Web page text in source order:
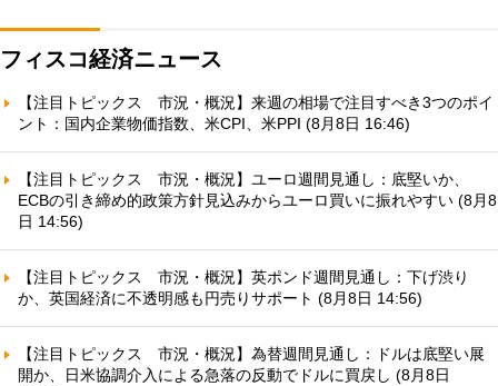
フィスコ経済ニュース
【注目トピックス 市況・概況】来週の相場で注目すべき3つのポイ
ント：国内企業物価指数、米CPI、米PPI (8月8日 16:46)
【注目トピックス 市況・概況】ユーロ週間見通し：底堅いか、
ECBの引き締め的政策方針見込みからユーロ買いに振れやすい (8月8
日 14:56)
【注目トピックス 市況・概況】英ポンド週間見通し：下げ渋り
か、英国経済に不透明感も円売りサポート (8月8日 14:56)
【注目トピックス 市況・概況】為替週間見通し：ドルは底堅い展
開か、日米協調介入による急落の反動でドルに買戻し (8月8日